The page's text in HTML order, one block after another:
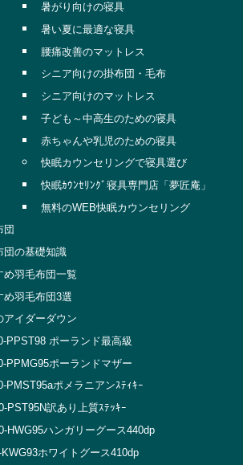
暑がり向けの寝具
暑い夏に最適な寝具
腰痛改善のマットレス
シニア向けの掛布団・毛布
シニア向けのマットレス
子ども～中高生のための寝具
赤ちゃんや乳児のための寝具
快眠カウンセリングで寝具選び
快眠ｶｳﾝｾﾘﾝｸﾞ寝具専門店「夢匠庵」
無料のWEB快眠カウンセリング
団
団の基礎知識
め羽毛布団一覧
め羽毛布団3選
アイダーダウン
PPST98 ポーランド最高級
PPMG95ポーランドマザー
PMST95aポメラニアンｽﾃｨｷｰ
PST95N訳あり上質ｽﾃｯｷｰ
HWG95ハンガリーグース440dp
ホワイトグース410dp